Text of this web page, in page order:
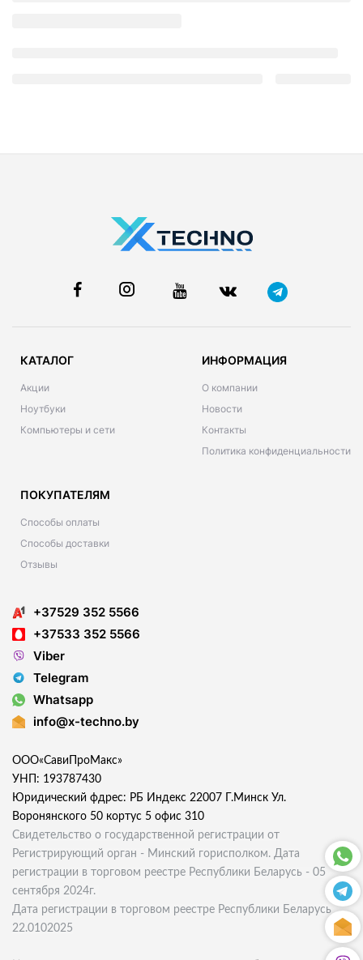
КАТАЛОГ
Акции
Ноутбуки
Компьютеры и сети
ИНФОРМАЦИЯ
О компании
Новости
Контакты
Политика конфиденциальности
ПОКУПАТЕЛЯМ
Способы оплаты
Способы доставки
Отзывы
+37529 352 5566
+37533 352 5566
Viber
Telegram
Whatsapp
info@x-techno.by
ООО«СавиПроМакс»
УНП: 193787430
Юридический фдрес: РБ Индекс 22007 Г.Минск Ул.
Воронянского 50 кортус 5 офис 310
Свидетельство о государственной регистрации от
Регистрирующий орган - Минский горисполком. Дата
регистрации в торговом реестре Республики Беларусь - 05
сентября 2024г.
Дата регистрации в торговом реестре Республики Беларусь
22.0102025